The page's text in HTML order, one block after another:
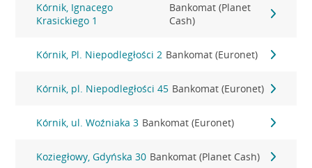
Kórnik, Ignacego
Krasickiego 1
Bankomat (Planet
Cash)
Kórnik, Pl. Niepodległości 2 Bankomat (Euronet)
Kórnik, pl. Niepodległości 45 Bankomat (Euronet)
Kórnik, ul. Woźniaka 3 Bankomat (Euronet)
Koziegłowy, Gdyńska 30 Bankomat (Planet Cash)